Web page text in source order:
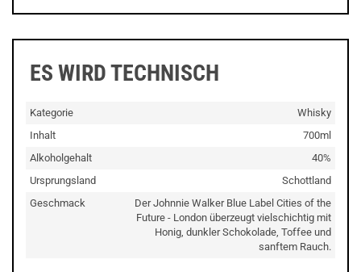
ES WIRD TECHNISCH
Kategorie
Whisky
Inhalt
700ml
Alkoholgehalt
40%
Ursprungsland
Schottland
Geschmack
Der Johnnie Walker Blue Label Cities of the
Future - London überzeugt vielschichtig mit
Honig, dunkler Schokolade, Toffee und
sanftem Rauch.